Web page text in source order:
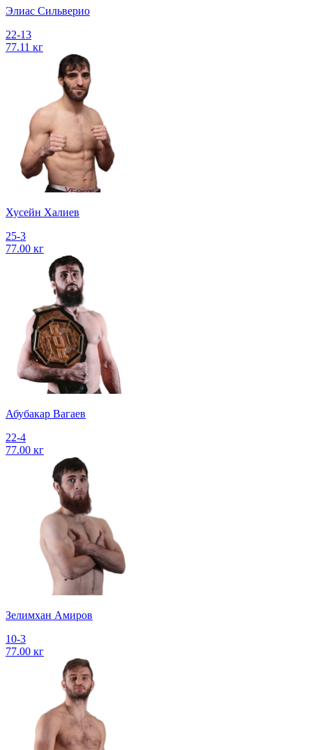
Элиас Сильверио
22-13
77.11 кг
Хусейн Халиев
25-3
77.00 кг
Абубакар Вагаев
22-4
77.00 кг
Зелимхан Амиров
10-3
77.00 кг